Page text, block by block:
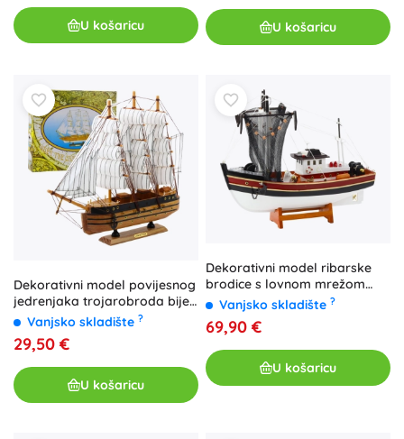
U košaricu U košaricu
Dekorativni model povijesnog
jedrenjaka trojarobroda bijeli
39x36 cm
Vanjsko skladište ?
29,50 €
U košaricu
Dekorativni model ribarske
brodice s lovnom mrežom
38x31 cm
Vanjsko skladište ?
69,90 €
U košaricu